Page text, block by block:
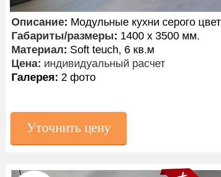
Уточнить цену
Описание: Модульные кухни серого
Габариты/размеры: 1400 х 3500 мм.
Материал: Soft teuch, 6 кв.м
Цена: индивидуальный расчет
Галерея: 2 фото